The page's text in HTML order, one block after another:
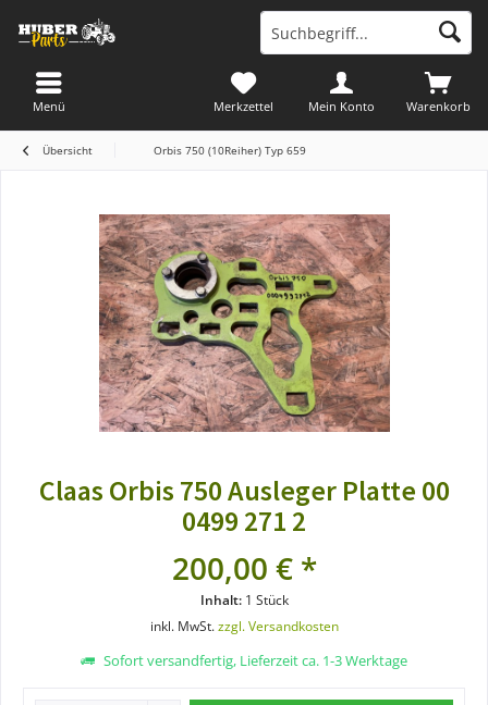
Warenkorb
Merkzettel Mein Konto
Menü
Übersicht Orbis 750 (10Reiher) Typ 659
Claas Orbis 750 Ausleger Platte 00
0499 271 2
200,00 € *
Inhalt: 1 Stück
inkl. MwSt.zzgl. Versandkosten
Sofort versandfertig, Lieferzeit ca. 1-3 Werktage